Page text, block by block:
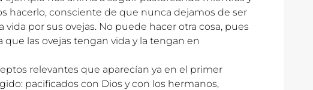
hacerlo, consciente de que nunca dejamos de ser
vida por sus ovejas. No puede hacer otra cosa, pues
que las ovejas tengan vida y la tengan en
relevantes que aparecían ya en el primer
pacificados con Dios y con los hermanos,